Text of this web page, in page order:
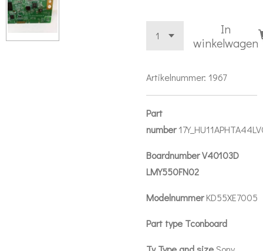
In
winkelwagen
Artikelnummer: 1967
Part
number
Boardnumber V40103D
LMY550FN02
ModelnummerKD55XE7005
Part type Tconboard